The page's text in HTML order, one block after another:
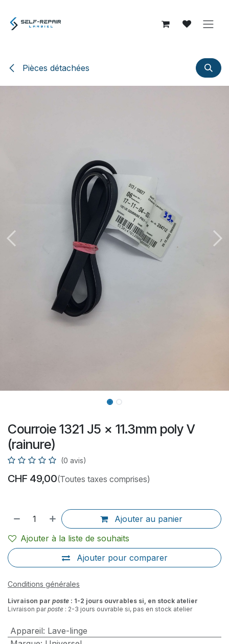
Pièces détachées
Courroie 1321 J5 x 11.3mm poly V
(rainure)
(0 avis)
CHF 49,00(Toutes taxes comprises)
Ajouter au panier
Ajouter pour comparer
Ajouter à la liste de souhaits
Conditions générales
Livraison par poste : 1-2 jours ouvrables si, en stock atelier
Livraison parposte : 2-3 jours ouvrable si, pas en stock atelier
Appareil: Lave-linge